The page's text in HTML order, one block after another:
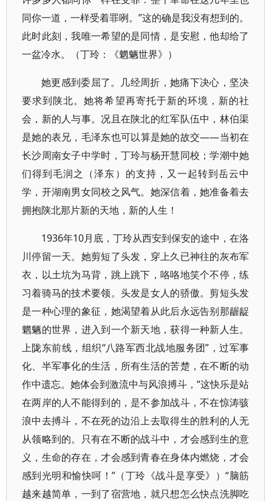
同你一道，一样受着罪咧。”这的确是我没有想到的。
此时此刻，我唯一希望的是同情，是安慰，他却给了
一盆冷水。（丁玲：《魍魉世界》）
她更感到委屈了。几经周折，她痛下决心，坚决
要求到陕北。她将希望再寄托于新的环境，新的社
会，新的人与事。况且在陕北的红军队伍中，林伯渠
是她的表兄，毛泽东也可以算是她的故交——当初在
长沙周南女子中学时，丁玲与杨开慧同校；学潮中她
们得到毛润之（泽东）的支持，又一起转到岳云中
学，开湖南男女同校之风气。她深信着，她准备着去
拥抱陕北那片新的天地，新的人生！
1936年10月底，丁玲从西安到保安的途中，在洛
川停留一天。她剪短了头发，穿上久已神往的灰布军
衣，以土坑为马背，跳上跳下，咯咯地笑个不停，练
习着骑马的技术要领。头发是女人的骄傲。剪短头发
是一种心理的象征，她渴望着从此后永远告别那龌龊
魍魉的世界，进入到一个新天地，获得一种新人生。
上陇东前线，组织“八路军西北战地服务团”，过军事
化、半军事化的生活，所有生活的苦楚，在不断的动
作中遗忘。她体会到激流中与风浪搏斗，“这快乐是站
在两岸的人不能得到的，是不参加战斗，不在惊涛骇
浪中去搏斗，不在死的边沿上去取得生的胜利的人无
从领略到的。只有在不断的战斗中，才会感到生的意
义，生命的存在，才会感到青春在身体内燃烧，才会
感到光明和愉快呵！”（丁玲《战斗是享受》）“脑筋
越来越简单，一到了宿营地，就只想怎么快点洗脚吃